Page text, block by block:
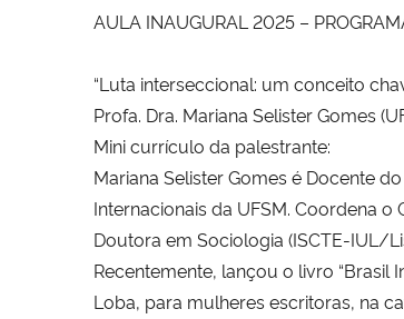
AULA INAUGURAL 2025 –
“Luta interseccional: um conceito
Profa. Dra. Mariana Selister Gomes
Mini currículo da palestrante:
Mariana Selister Gomes é Docente
Internacionais da UFSM. Coordena
Doutora em Sociologia (ISCTE-IUL/
Recentemente, lançou o livro “Brasil
Loba, para mulheres escritoras, na